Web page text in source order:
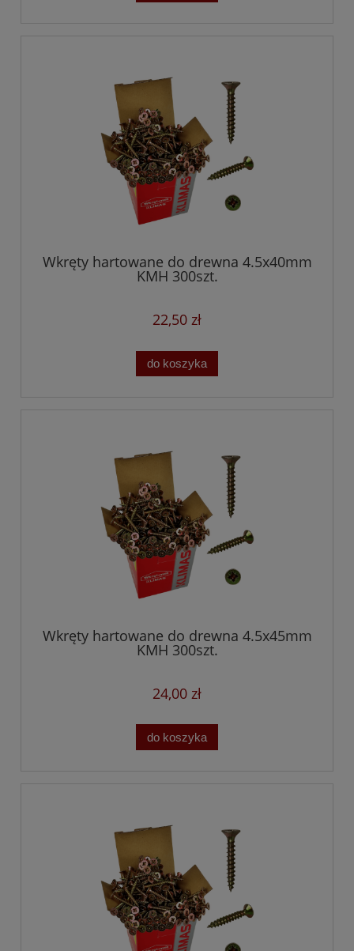
Wkręty hartowane do drewna 4.5x40mm
KMH 300szt.
22,50 zł
do koszyka
Wkręty hartowane do drewna 4.5x45mm
KMH 300szt.
24,00 zł
do koszyka